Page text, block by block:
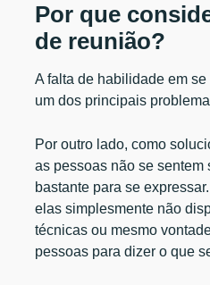
Por que
de reunião?
A falta de habilidade em
um dos principais
Por outro lado, como
as pessoas não se sentem
bastante para se
elas simplesmente não
técnicas ou mesmo
pessoas para dizer o que